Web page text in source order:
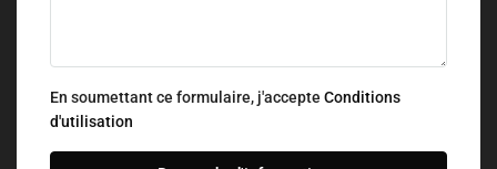
En soumettant ce formulaire, j'accepte Conditions
d'utilisation